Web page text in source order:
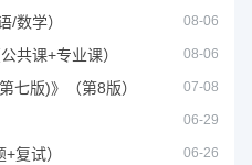
/数学） 08-06
共课+专业课） 08-06
七版)》（第8版） 07-08
06-29
复试） 06-26